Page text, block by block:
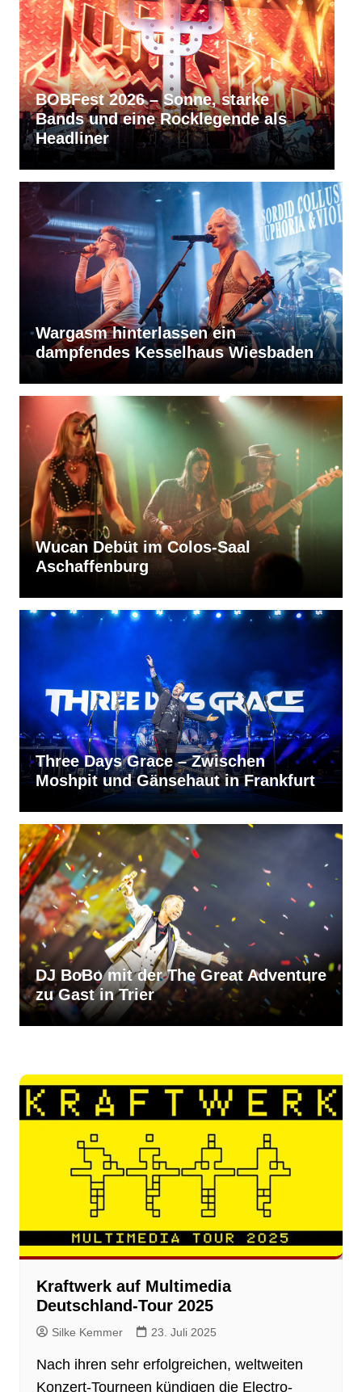
starke
als
RVBang Festival 2026 –
bleibt die Metal-Hochburg
Südens
Wargasm hinterlassen ein
dampfendes Kesselhaus Wiesbaden
Wucan Debüt im Colos-Saal
Aschaffenburg
Three Days Grace – Zwischen
Moshpit und Gänsehaut in Frankfurt
DJ BoBo mit der The Great Adventure
zu Gast in Trier
Kraftwerk auf Multimedia
Deutschland-Tour 2025
Silke Kemmer 23. Juli 2025
Nach ihren sehr erfolgreichen, weltweiten
Konzert-Tourneen kündigen die Electro-